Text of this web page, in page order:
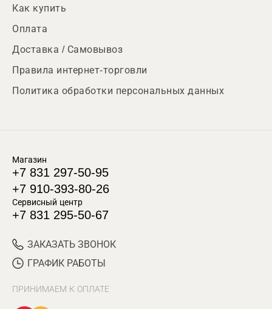
Как купить
Оплата
Доставка / Самовывоз
Правила интернет-торговли
Политика обработки персональных данных
Магазин
+7 831 297-50-95
+7 910-393-80-26
Сервисный центр
+7 831 295-50-67
ЗАКАЗАТЬ ЗВОНОК
ГРАФИК РАБОТЫ
ПРИНИМАЕМ К ОПЛАТЕ